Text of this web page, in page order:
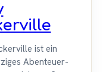
ist ein
Abenteuer-